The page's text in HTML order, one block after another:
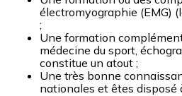
électromyographie (EMG)
;
Une formation
médecine du sport,
constitue un atout ;
Une très bonne
nationales et êtes disposé